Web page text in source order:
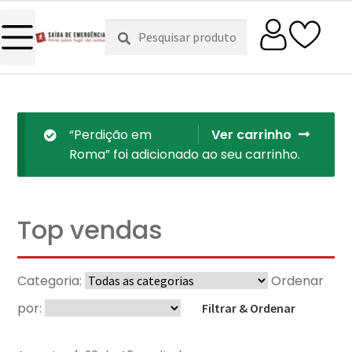
Pesquisar
por:
Pesquisa
Ver carrinho
“Perdição em
Roma” foi adicionado ao seu carrinho.
Top vendas
Categoria:
Ordenar
por:
Filtrar & Ordenar